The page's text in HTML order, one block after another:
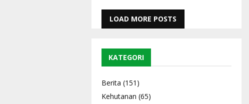
LOAD MORE POSTS
KATEGORI
Berita (151)
Kehutanan (65)